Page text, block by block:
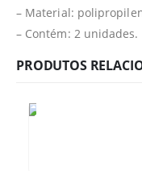
– Material:
– Contém: 2 unidades.
PRODUTOS